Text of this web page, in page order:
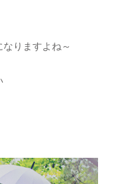
りますよね～